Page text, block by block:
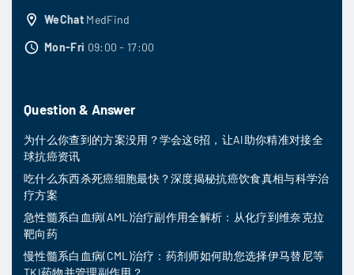
WeChat MedFind
Mon-Fri 09:00 - 17:00
Question & Answer
为什么你查到的方案没用？学会这6招，让AI助你精准对接全
球抗癌资讯
吃什么东西杀死癌细胞最快？深度揭秘抗癌饮食真相与科学治
疗方案
急性髓系白血病(AML)治疗副作用全解析：从化疗到维奈克拉
靶向药
慢性髓系白血病(CML)治疗：药剂师如何助您选择伊马替尼等